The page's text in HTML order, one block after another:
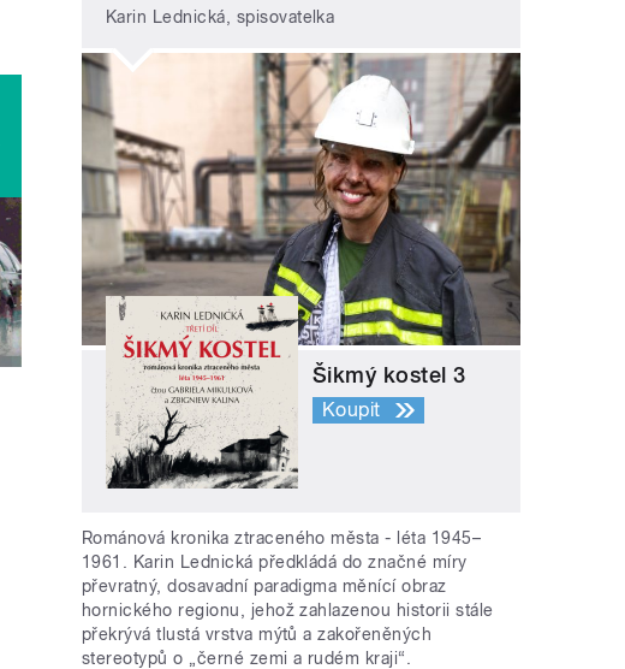
Karin Lednická, spisovatelka
Šikmý kostel 3
Koupit
Románová kronika ztraceného města - léta 1945–
1961. Karin Lednická předkládá do značné míry
převratný, dosavadní paradigma měnící obraz
hornického regionu, jehož zahlazenou historii stále
překrývá tlustá vrstva mýtů a zakořeněných
stereotypů o „černé zemi a rudém kraji“.